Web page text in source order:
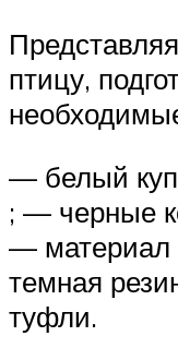
птицу,
— белый
; — черные
— материал
темная
туфли.